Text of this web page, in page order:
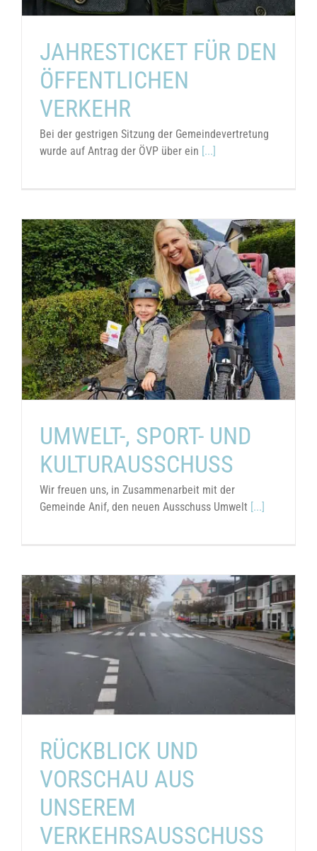
JAHRESTICKET FÜR DEN
ÖFFENTLICHEN
VERKEHR
Bei der gestrigen Sitzung der Gemeindevertretung
wurde auf Antrag der ÖVP über ein [...]
UMWELT-, SPORT- UND
KULTURAUSSCHUSS
Wir freuen uns, in Zusammenarbeit mit der
Gemeinde Anif, den neuen Ausschuss Umwelt [...]
RÜCKBLICK UND
VORSCHAU AUS
UNSEREM
VERKEHRSAUSSCHUSS